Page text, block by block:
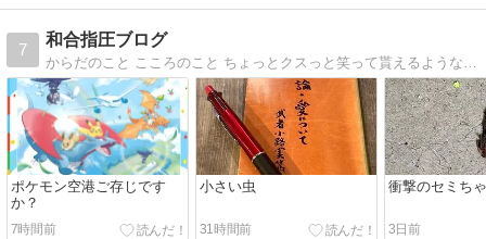
7
和合指圧ブログ
からだのこと こころのこと ちょっとクスっと笑って貰えるような？ 雑談です
ポケモン空港ご存じです
か？
7時間前
小さい虫
31時間前
衝撃のセミち
3日前